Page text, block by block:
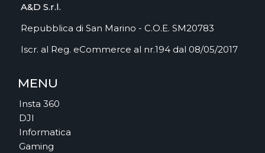
A&D S.r.l.
Repubblica di San Marino - C.O.E. SM20783
Iscr. al Reg. eCommerce al nr.194 dal 08/05/2017
MENU
Insta 360
DJI
Informatica
Gaming